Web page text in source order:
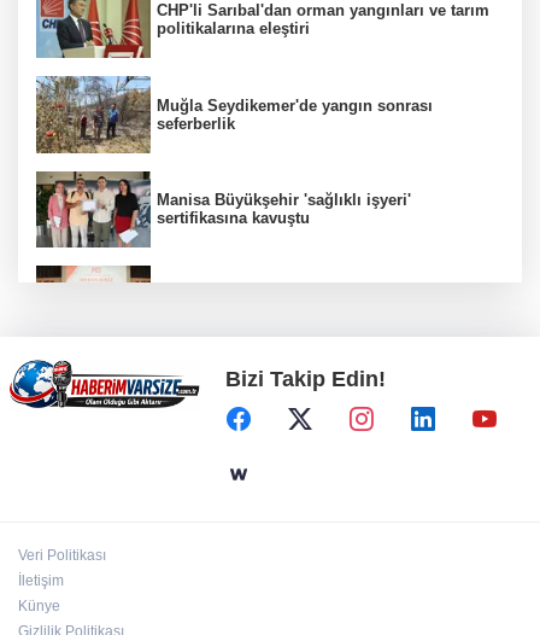
CHP'li Sarıbal'dan orman yangınları ve tarım
politikalarına eleştiri
Muğla Seydikemer'de yangın sonrası
seferberlik
Manisa Büyükşehir 'sağlıklı işyeri'
sertifikasına kavuştu
Gürsel Tekin’den 'tutarlılık' mesajı... Tarihi
meselelerde pusula net olmalı
Bizi Takip Edin!
Veri Politikası
İletişim
Künye
Gizlilik Politikası